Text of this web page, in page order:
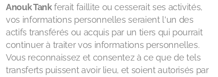
Anouk Tankferait faillite ou cesserait ses activités,
vos informations personnelles seraient l'un des
actifs transférés ou acquis par un tiers qui pourrait
continuer à traiter vos informations personnelles.
Vous reconnaissez et consentez à ce que de tels
transferts puissent avoir lieu, et soient autorisés par